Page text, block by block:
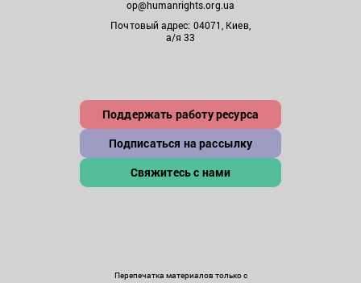
op@humanrights.org.ua
Почтовый адрес: 04071, Киев,
а/я 33
Поддержать работу ресурса
Подписаться на рассылку
Свяжитесь с нами
Перепечатка материалов только с